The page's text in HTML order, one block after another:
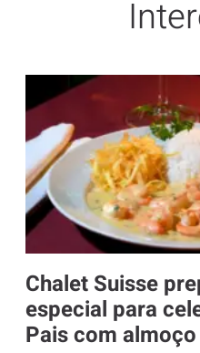
Chalet Suisse
especial para
Pais com